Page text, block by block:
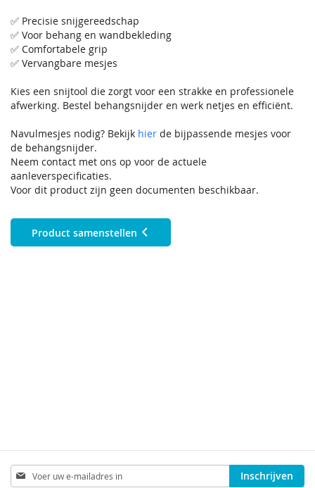
✅ Precisie snijgereedschap
✅ Voor behang en wandbekleding
✅ Comfortabele grip
✅ Vervangbare mesjes
Kies een snijtool die zorgt voor een strakke en professionele
afwerking. Bestel behangsnijder en werk netjes en efficiënt.
Navulmesjes nodig? Bekijk hier de bijpassende mesjes voor
de behangsnijder.
Neem contact met ons op voor de actuele
aanleverspecificaties.
Voor dit product zijn geen documenten beschikbaar.
Product samenstellen
Abonneer
u
Inschrijven